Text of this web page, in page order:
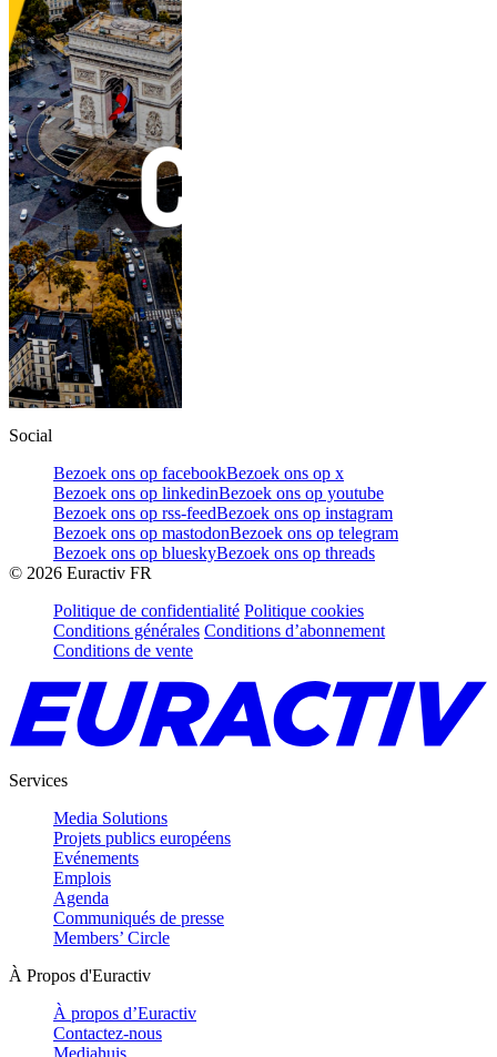
Social
Bezoek ons op facebookBezoek ons op x
Bezoek ons op linkedinBezoek ons op youtube
Bezoek ons op rss-feedBezoek ons op instagram
Bezoek ons op mastodonBezoek ons op telegram
Bezoek ons op blueskyBezoek ons op threads
© 2026 Euractiv FR
Politique de confidentialité Politique cookies
Conditions générales Conditions d’abonnement
Conditions de vente
Services
Media Solutions
Projets publics européens
Evénements
Emplois
Agenda
Communiqués de presse
Members’ Circle
À Propos d'Euractiv
À propos d’Euractiv
Contactez-nous
Mediahuis